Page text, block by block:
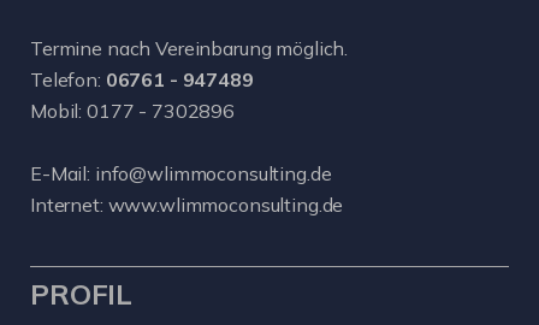
Termine nach Vereinbarung möglich.
Telefon: 06761 - 947489
Mobil: 0177 - 7302896
E-Mail: info@wlimmoconsulting.de
Internet: www.wlimmoconsulting.de
PROFIL